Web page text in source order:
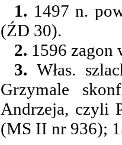
1. 1497 n.
(ŹD 30).
2. 1596 zagon
3. Włas.
Grzymale
Andrzeja, czyli
(MS II nr 936);